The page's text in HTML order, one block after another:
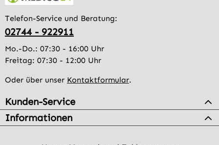
Telefon-Service und Beratung:
02744 - 922911
Mo.-Do.: 07:30 - 16:00 Uhr
Freitag: 07:30 - 12:00 Uhr
Oder über unser Kontaktformular.
Kunden-Service
Informationen